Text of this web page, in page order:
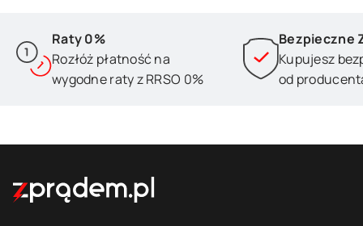
Raty 0%
Rozłóż płatność na
wygodne raty z RRSO 0%
Bezpieczne
Kupujesz
od